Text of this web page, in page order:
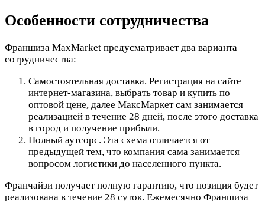
Особенности сотрудничества
Франшиза MaxMarket предусматривает два варианта
сотрудничества:
Самостоятельная доставка. Регистрация на сайте
интернет-магазина, выбрать товар и купить по
оптовой цене, далее МаксМаркет сам занимается
реализацией в течение 28 дней, после этого доставка
в город и получение прибыли.
Полный аутсорс. Эта схема отличается от
предыдущей тем, что компания сама занимается
вопросом логистики до населенного пункта.
Франчайзи получает полную гарантию, что позиция будет
реализована в течение 28 суток. Ежемесячно Франшиза